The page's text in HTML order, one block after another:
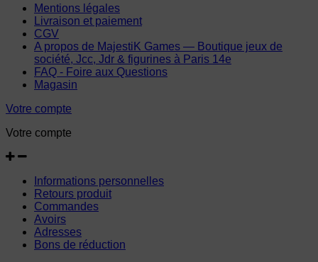
Mentions légales
Livraison et paiement
CGV
A propos de MajestiK Games — Boutique jeux de
société, Jcc, Jdr & figurines à Paris 14e
FAQ - Foire aux Questions
Magasin
Votre compte
Votre compte
Informations personnelles
Retours produit
Commandes
Avoirs
Adresses
Bons de réduction